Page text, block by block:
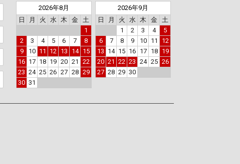
2026年8月
日
月 火 水 木 金
土
1
2
3 4 5 6 7
8
9
10 11 12 13 14
15
16 17 18 19 20 21
22
23 24 25 26 27 28 29
30 31
2026年9月
日
月 火 水 木 金
土
1
2 3 4
5
6
7 8 9 10 11
12
13 14 15 16 17 18
19
20 21 22 23 24 25 26
27 28 29 30